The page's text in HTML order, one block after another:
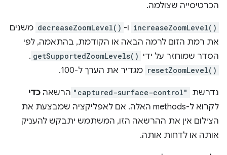
הכרטיסייה שצולמה.
increaseZoomLevel() ו- decreaseZoomLevel() משנים
את רמת הזום לרמה הבאה או הקודמת, בהתאמה, לפי
הסדר שמוחזר על ידי getSupportedZoomLevels()
.
resetZoomLevel() מגדיר את הערך ל-100.
נדרשת "captured-surface-control" הרשאה כדי
לקרוא ל-methods האלה. אם לאפליקציה שמבצעת את
הצילום אין את ההרשאה הזו, המשתמש יתבקש להעניק
אותה או לדחות אותה.